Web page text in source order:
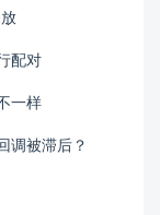
配对
一样
调被滞后？